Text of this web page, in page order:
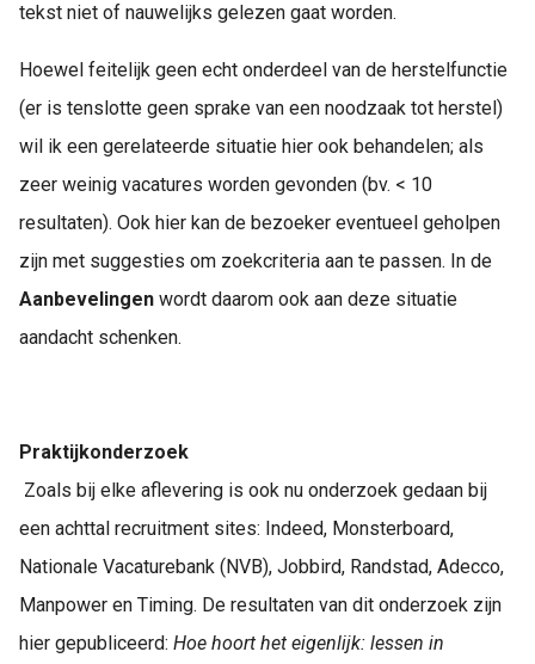
tekst niet of nauwelijks gelezen gaat worden.
Hoewel feitelijk geen echt onderdeel van de herstelfunctie
(er is tenslotte geen sprake van een noodzaak tot herstel)
wil ik een gerelateerde situatie hier ook behandelen; als
zeer weinig vacatures worden gevonden (bv. < 10
resultaten). Ook hier kan de bezoeker eventueel geholpen
zijn met suggesties om zoekcriteria aan te passen. In de
Aanbevelingen wordt daarom ook aan deze situatie
aandacht schenken.
Praktijkonderzoek
Zoals bij elke aflevering is ook nu onderzoek gedaan bij
een achttal recruitment sites: Indeed, Monsterboard,
Nationale Vacaturebank (NVB), Jobbird, Randstad, Adecco,
Manpower en Timing. De resultaten van dit onderzoek zijn
hier gepubliceerd: Hoe hoort het eigenlijk: lessen in